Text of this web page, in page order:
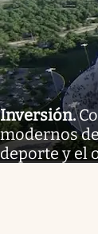
Inversión.
modernos
deporte y el